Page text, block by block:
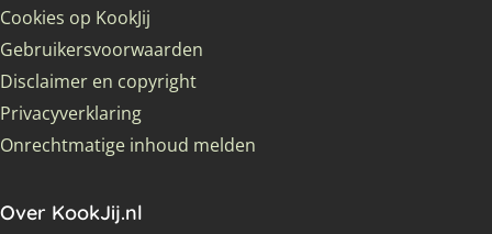
Cookies op KookJij
Gebruikersvoorwaarden
Disclaimer en copyright
Privacyverklaring
Onrechtmatige inhoud melden
Over KookJij.nl